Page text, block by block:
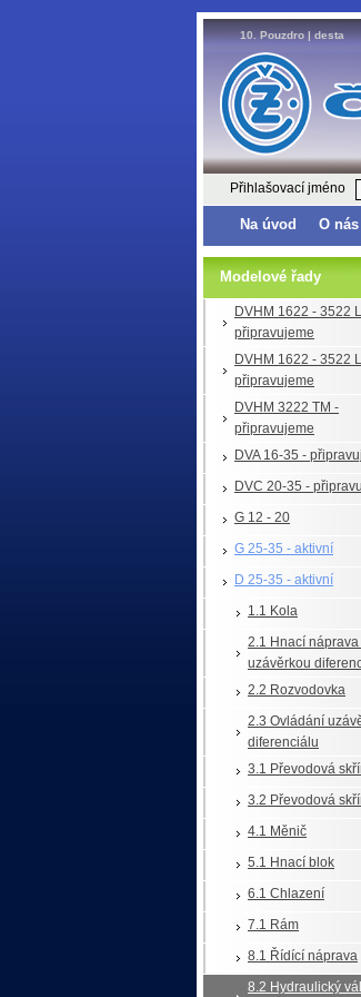
10. Pouzdro | desta
Přihlašovací jméno
Na úvod O nás
Modelové řady
DVHM 1622 - 3522
připravujeme
DVHM 1622 - 3522
připravujeme
DVHM 3222 TM -
připravujeme
DVA 16-35 -
DVC 20-35 -
G 12 - 20
G 25-35 - aktivní
D 25-35 - aktivní
1.1 Kola
2.1 Hnací náprava
uzávěrkou
2.2 Rozvodovka
2.3 Ovládání
diferenciálu
3.1 Převodová
3.2 Převodová
4.1 Měnič
5.1 Hnací blok
6.1 Chlazení
7.1 Rám
8.1 Řídící náprava
8.2 Hydraulický